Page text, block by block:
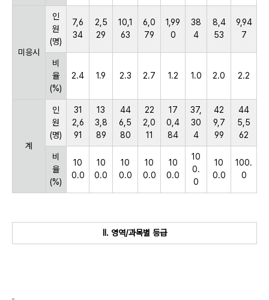
미응시
인
원
(명)
7,6
34
2,5
29
10,1
63
6,0
79
1,99
0
38
4
8,4
53
9,94
7
비
율
(%)
2.4 1.9 2.3 2.7 1.2 1.0 2.0 2.2
계
인
원
(명)
31
2,6
91
13
3,8
89
44
6,5
80
22
2,0
11
17
0,4
84
37,
30
4
42
9,7
99
44
5,5
62
비
율
(%)
10
0.0
10
0.0
10
0.0
10
0.0
10
0.0
10
0.
0
10
0.0
100.
0
Ⅱ. 영역/과목별 등급